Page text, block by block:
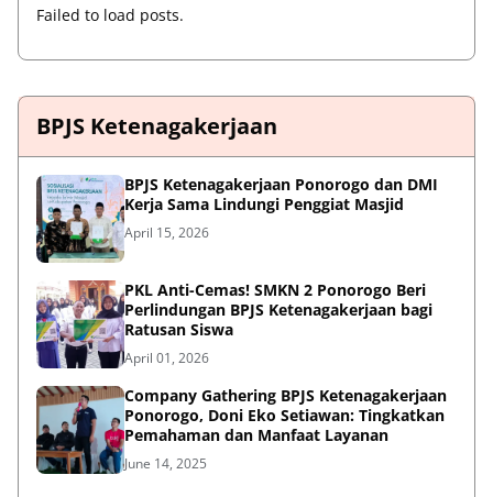
Failed to load posts.
BPJS Ketenagakerjaan
BPJS Ketenagakerjaan Ponorogo dan DMI
Kerja Sama Lindungi Penggiat Masjid
April 15, 2026
PKL Anti-Cemas! SMKN 2 Ponorogo Beri
Perlindungan BPJS Ketenagakerjaan bagi
Ratusan Siswa
April 01, 2026
Company Gathering BPJS Ketenagakerjaan
Ponorogo, Doni Eko Setiawan: Tingkatkan
Pemahaman dan Manfaat Layanan
June 14, 2025